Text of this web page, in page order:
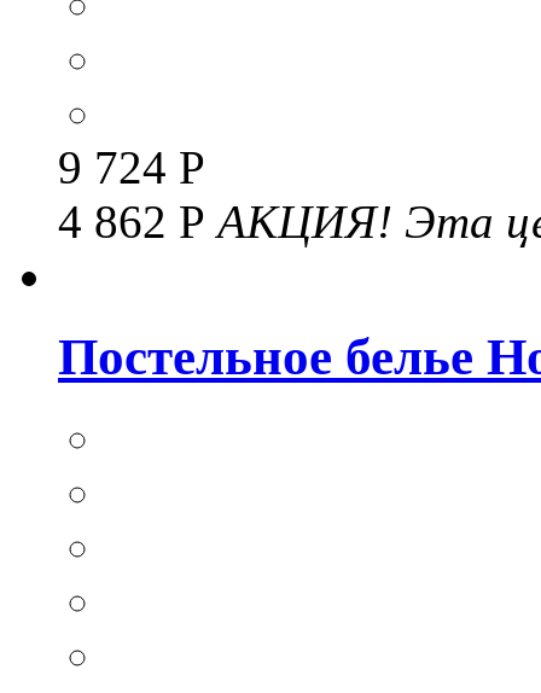
9 724 Р
4 862 РАКЦИЯ! Эта
Постельное белье